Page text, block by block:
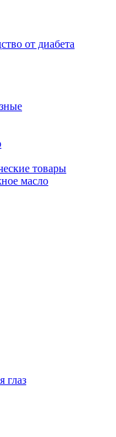
от диабета
товары
масло
глаз